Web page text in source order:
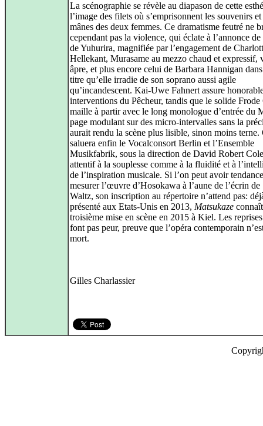
La scénographie se révèle au diapason de cette
l’image des filets où s’emprisonnent les souvenirs et
mânes des deux femmes. Ce dramatisme feutré ne
cependant pas la violence, qui éclate à l’annonce
de Yuhurira, magnifiée par l’engagement de
Hellekant, Murasame au mezzo chaud et expressif,
âpre, et plus encore celui de Barbara Hannigan
titre qu’elle irradie de son soprano aussi agile
qu’incandescent. Kai-Uwe Fahnert assure
interventions du Pêcheur, tandis que le solide Frode
maille à partir avec le long monologue d’entrée du
page modulant sur des micro-intervalles sans la
aurait rendu la scène plus lisible, sinon moins terne.
saluera enfin le Vocalconsort Berlin et l’Ensemble
Musikfabrik, sous la direction de David Robert
attentif à la souplesse comme à la fluidité et à
de l’inspiration musicale. Si l’on peut avoir
mesurer l’œuvre d’Hosokawa à l’aune de l’écrin de
Waltz, son inscription au répertoire n’attend pas:
présenté aux Etats-Unis en 2013, Matsukaze
troisième mise en scène en 2015 à Kiel. Les
font pas peur, preuve que l’opéra contemporain
mort.
Gilles Charlassier